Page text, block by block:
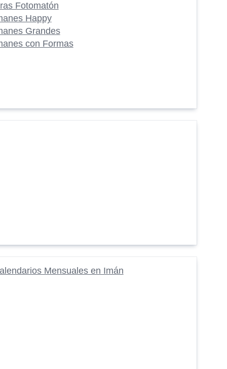
Fotomatón
Happy
Grandes
con Formas
Mensuales en Imán